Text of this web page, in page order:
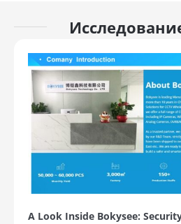
A Look Inside Bokysee: